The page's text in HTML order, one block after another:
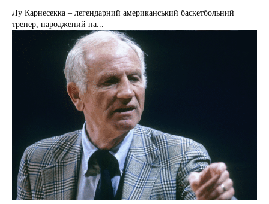
Лу Карнесекка – легендарний американський баскетбольний
тренер, народжений на...